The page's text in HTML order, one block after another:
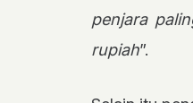
penjara
rupiah”.